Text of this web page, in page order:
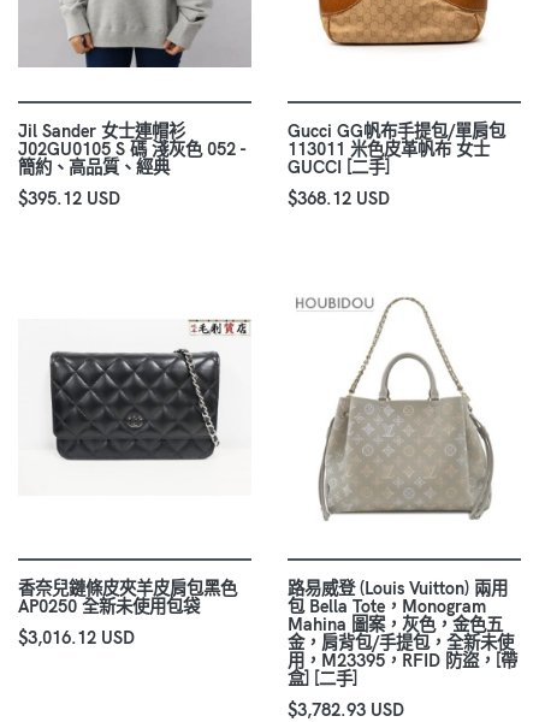
Jil Sander 女士連帽衫
J02GU0105 S 碼 淺灰色 052 -
簡約、高品質、經典
$395.12 USD
Gucci GG帆布手提包/單肩包
113011 米色皮革帆布 女士
GUCCI [二手]
$368.12 USD
香奈兒鏈條皮夾羊皮肩包黑色
AP0250 全新未使用包袋
$3,016.12 USD
路易威登 (Louis Vuitton) 兩用
包 Bella Tote，Monogram
Mahina 圖案，灰色，金色五
金，肩背包/手提包，全新未使
用，M23395，RFID 防盜，[帶
盒] [二手]
$3,782.93 USD